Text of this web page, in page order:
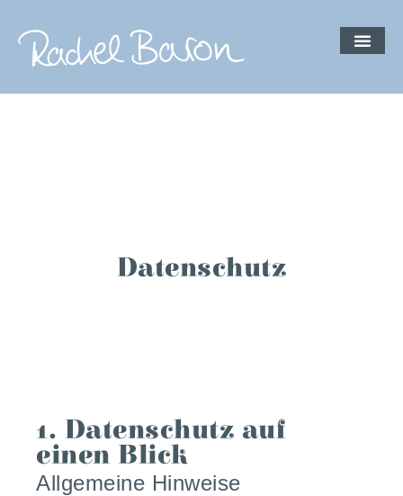
Datenschutz
1. Datenschutz auf
einen Blick
Allgemeine Hinweise